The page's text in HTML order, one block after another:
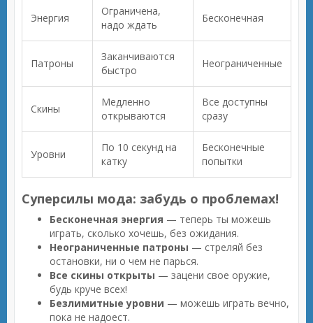
Энергия
Ограничена,
надо ждать
Бесконечная
Патроны
Заканчиваются
быстро
Неограниченные
Скины
Медленно
открываются
Все доступны
сразу
Уровни
По 10 секунд на
катку
Бесконечные
попытки
Суперсилы мода: забудь о проблемах!
Бесконечная энергия — теперь ты можешь
играть, сколько хочешь, без ожидания.
Неограниченные патроны — стреляй без
остановки, ни о чем не парься.
Все скины открыты — зацени свое оружие,
будь круче всех!
Безлимитные уровни — можешь играть вечно,
пока не надоест.